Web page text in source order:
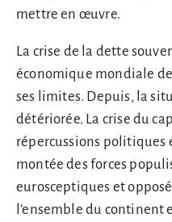
mettre en œuvre.
La crise de la dette
économique mondiale de
ses limites. Depuis, la
détériorée. La crise du
répercussions politiques
montée des forces
eurosceptiques et
l’ensemble du continent